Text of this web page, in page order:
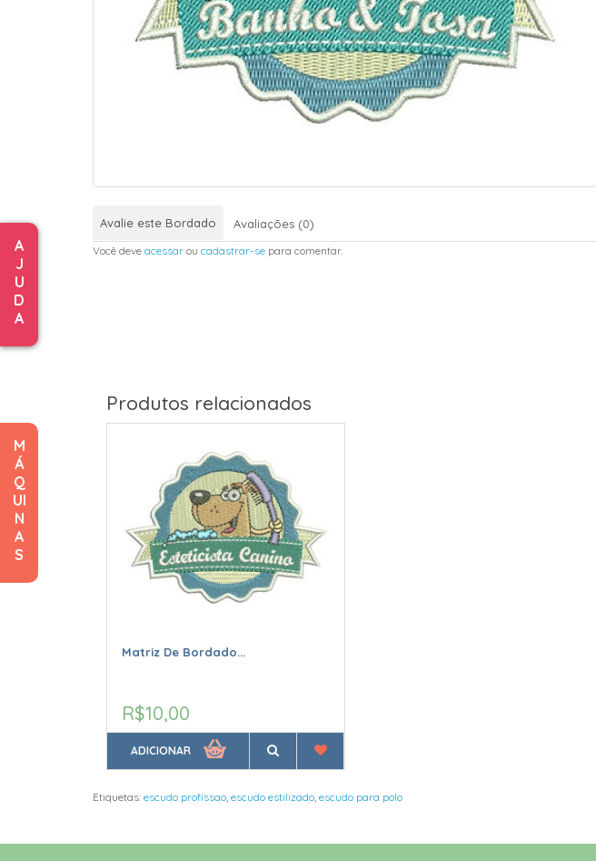
A
J
U
D
A
M
Á
Q
UI
N
A
S
Avalie este Bordado Avaliações (0)
Você deve acessar ou cadastrar-se para comentar.
Produtos relacionados
Matriz De Bordado...
R$10,00
ADICIONAR
Etiquetas: escudo profissao, escudo estilizado, escudo para polo